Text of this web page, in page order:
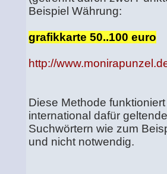
Beispiel Währung:
grafikkarte 50..100 euro
http://
Diese Methode
international dafür
Suchwörtern wie zum
und nicht notwendig.